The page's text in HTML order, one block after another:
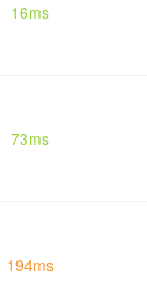
16ms
73ms
194ms